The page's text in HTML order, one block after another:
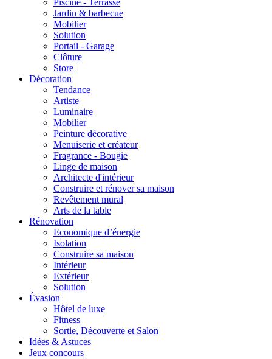
Piscine - Terrasse
Jardin & barbecue
Mobilier
Solution
Portail - Garage
Clôture
Store
Décoration
Tendance
Artiste
Luminaire
Mobilier
Peinture décorative
Menuiserie et créateur
Fragrance - Bougie
Linge de maison
Architecte d'intérieur
Construire et rénover sa maison
Revêtement mural
Arts de la table
Rénovation
Economique d’énergie
Isolation
Construire sa maison
Intérieur
Extérieur
Solution
Évasion
Hôtel de luxe
Fitness
Sortie, Découverte et Salon
Idées & Astuces
Jeux concours